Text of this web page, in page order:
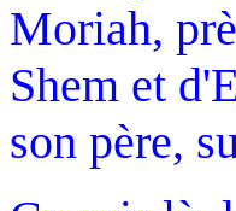
Moriah,
Shem et
son père,